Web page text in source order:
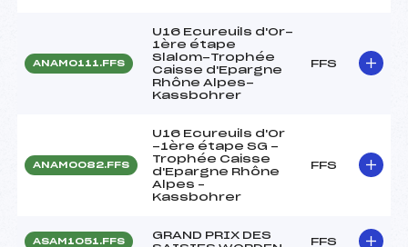
ANAM0111.FFS
U16 Ecureuils d'Or-
1ère étape
Slalom-Trophée
Caisse d'Epargne
Rhône Alpes-
Kassbohrer
FFS
ANAM0082.FFS
U16 Ecureuils d'Or
-1ère étape SG -
Trophée Caisse
d'Epargne Rhône
Alpes –
Kassbohrer
FFS
ASAM1051.FFS
GRAND PRIX DES
FFS